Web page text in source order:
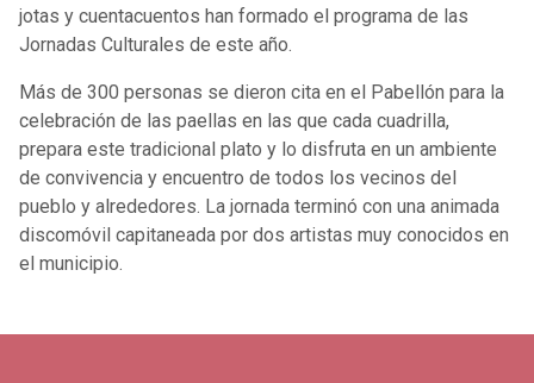
jotas y cuentacuentos han formado el programa de las
Jornadas Culturales de este año.
Más de 300 personas se dieron cita en el Pabellón para la
celebración de las paellas en las que cada cuadrilla,
prepara este tradicional plato y lo disfruta en un ambiente
de convivencia y encuentro de todos los vecinos del
pueblo y alrededores. La jornada terminó con una animada
discomóvil capitaneada por dos artistas muy conocidos en
el municipio.